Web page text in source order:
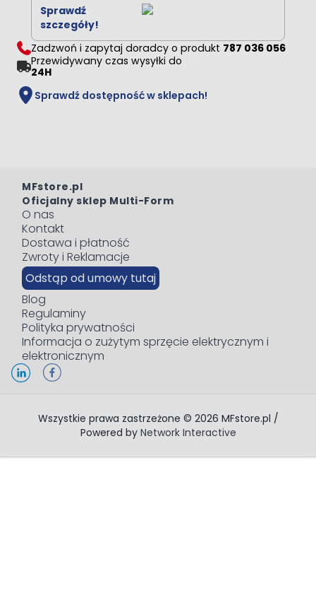
Sprawdź
szczegóły!
Zadzwoń i zapytaj doradcy o produkt 787 036 056
Przewidywany czas wysyłki do
24H
Sprawdź dostępność w sklepach!
MFstore.pl
Oficjalny sklep Multi-Form
O nas
Kontakt
Dostawa i płatność
Zwroty i Reklamacje
Odstąp od umowy tutaj
Blog
Regulaminy
Polityka prywatności
Informacja o zużytym sprzęcie elektrycznym i
elektronicznym
Wszystkie prawa zastrzeżone © 2026 MFstore.pl /
Powered by Network Interactive